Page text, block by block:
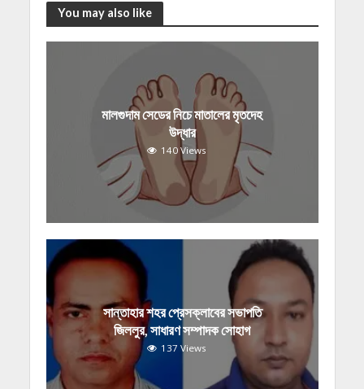
You may also like
মালগুদাম সেডের নিচে মাতালের মৃতদেহ
উদ্ধার
140 Views
সান্তাহার শহর প্রেসক্লাবের সভাপতি
জিললুর, সাধারণ সম্পাদক সোহাগ
137 Views